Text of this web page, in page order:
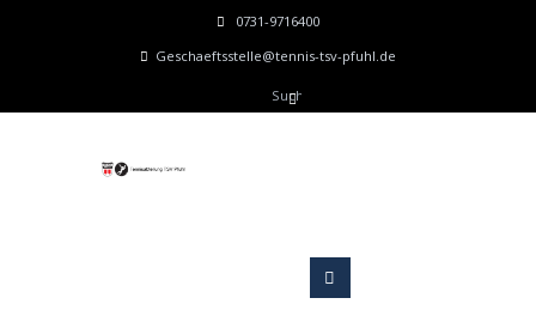
0731-9716400
Geschaeftsstelle@tennis-tsv-pfuhl.de